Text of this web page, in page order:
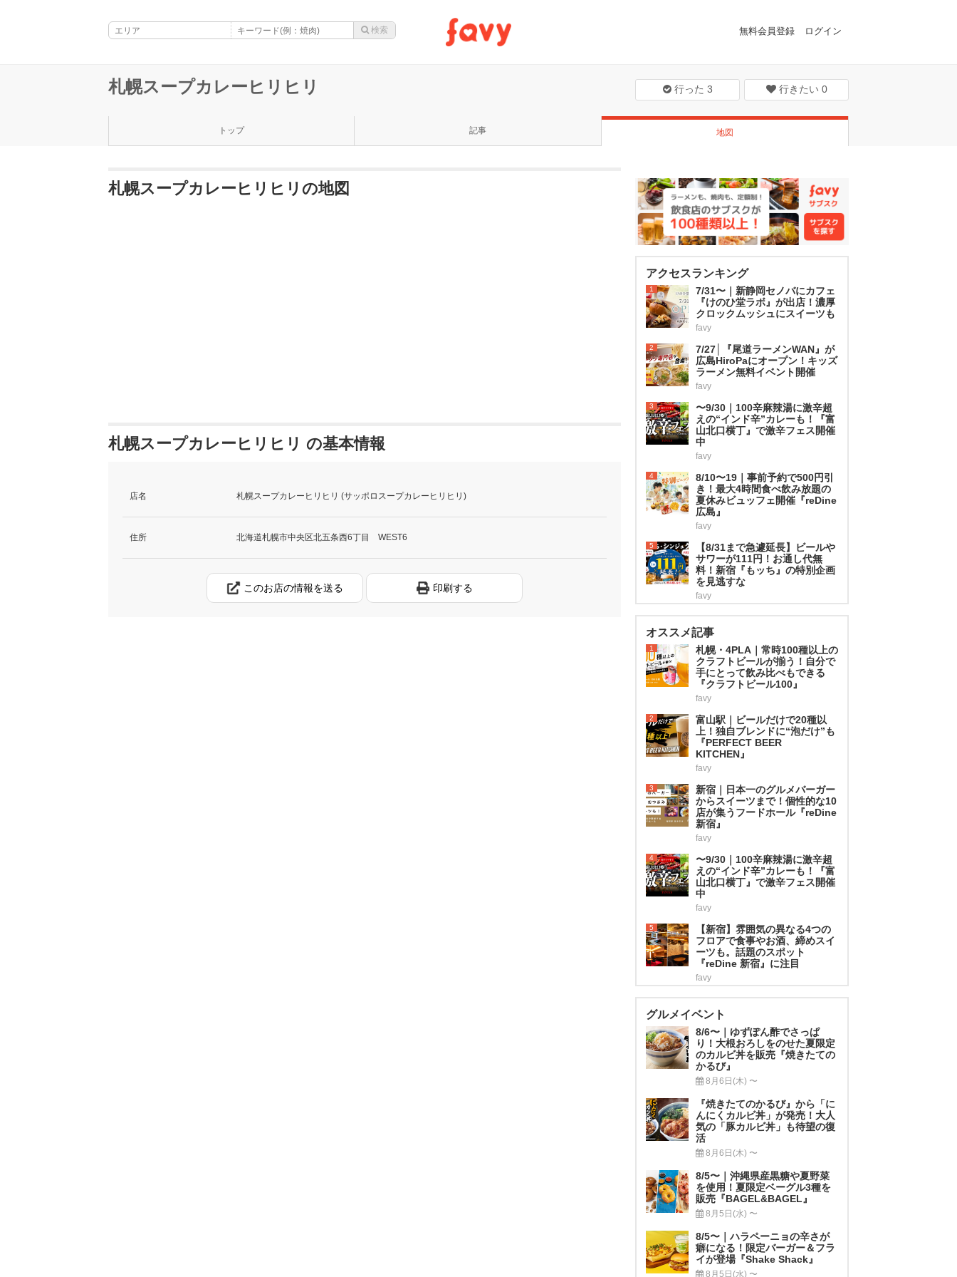
無料会員登録 ログイン
札幌スープカレーヒリヒリ 行った 3 行きたい 0
トップ 記事 地図
札幌スープカレーヒリヒリの地図
札幌スープカレーヒリヒリ の基本情報
店名 札幌スープカレーヒリヒリ (サッポロスープカレーヒリヒリ)
住所 北海道札幌市中央区北五条西6丁目 WEST6
このお店の情報を送る 印刷する
アクセスランキング
1
7/31〜｜新静岡セノバにカフェ
『けのひ堂ラボ』が出店！濃厚
クロックムッシュにスイーツも
favy
2
7/27│『尾道ラーメンWAN』が
広島HiroPaにオープン！キッズ
ラーメン無料イベント開催
favy
3
〜9/30｜100辛麻辣湯に激辛超
えの“インド辛”カレーも！『富
山北口横丁』で激辛フェス開催
中
favy
4
8/10〜19｜事前予約で500円引
き！最大4時間食べ飲み放題の
夏休みビュッフェ開催『reDine
広島』
favy
5
【8/31まで急遽延長】ビールや
サワーが111円！お通し代無
料！新宿『もッち』の特別企画
を見逃すな
favy
オススメ記事
1
札幌・4PLA｜常時100種以上の
クラフトビールが揃う！自分で
手にとって飲み比べもできる
『クラフトビール100』
favy
2
富山駅｜ビールだけで20種以
上！独自ブレンドに“泡だけ”も
『PERFECT BEER
KITCHEN』
favy
3
新宿｜日本一のグルメバーガー
からスイーツまで！個性的な10
店が集うフードホール『reDine
新宿』
favy
4
〜9/30｜100辛麻辣湯に激辛超
えの“インド辛”カレーも！『富
山北口横丁』で激辛フェス開催
中
favy
5
【新宿】雰囲気の異なる4つの
フロアで食事やお酒、締めスイ
ーツも。話題のスポット
『reDine 新宿』に注目
favy
グルメイベント
8/6〜｜ゆずぽん酢でさっぱ
り！大根おろしをのせた夏限定
のカルビ丼を販売『焼きたての
かるび』
8月6日(木) 〜
『焼きたてのかるび』から「に
んにくカルビ丼」が発売！大人
気の「豚カルビ丼」も待望の復
活
8月6日(木) 〜
8/5〜｜沖縄県産黒糖や夏野菜
を使用！夏限定ベーグル3種を
販売『BAGEL&BAGEL』
8月5日(水) 〜
8/5〜｜ハラペーニョの辛さが
癖になる！限定バーガー＆フラ
イが登場『Shake Shack』
8月5日(水) 〜